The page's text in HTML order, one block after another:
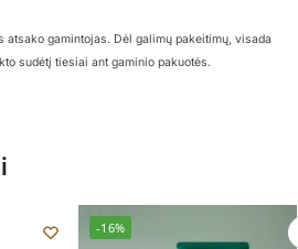
atsako gamintojas. Dėl galimų pakeitimų, visada
sudėtį tiesiai ant gaminio pakuotės.
-16%